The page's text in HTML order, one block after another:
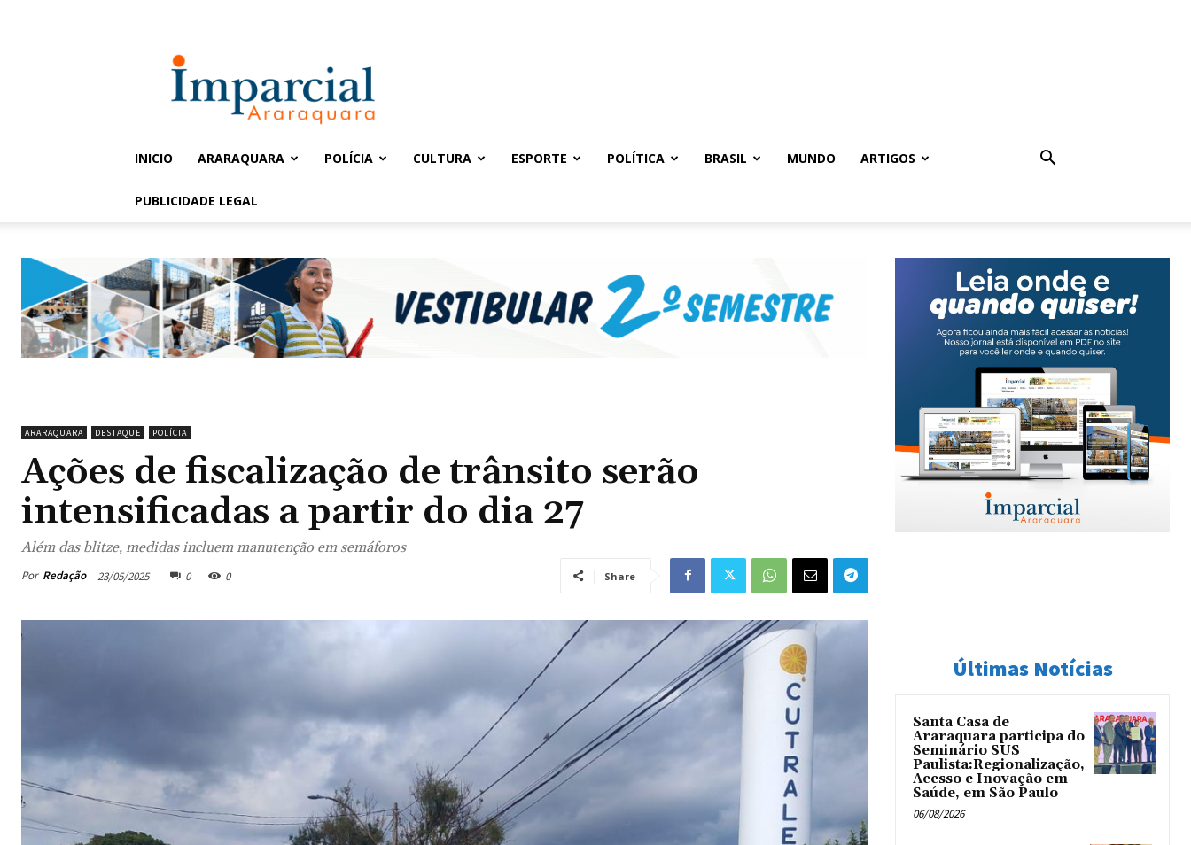
Imparcial
INICIO ARARAQUARA POLÍCIA CULTURA ESPORTE POLÍTICA BRASIL MUNDO ARTIGOS
PUBLICIDADE LEGAL
ARARAQUARA DESTAQUE POLÍCIA
Ações de fiscalização de trânsito serão
intensificadas a partir do dia 27
Além das blitze, medidas incluem manutenção em semáforos
Por Redação 23/05/2025 0 0 Share
Últimas Notícias
Santa Casa de
Araraquara participa do
Seminário SUS
Paulista:Regionalização,
Acesso e Inovação em
Saúde, em São Paulo
06/08/2026